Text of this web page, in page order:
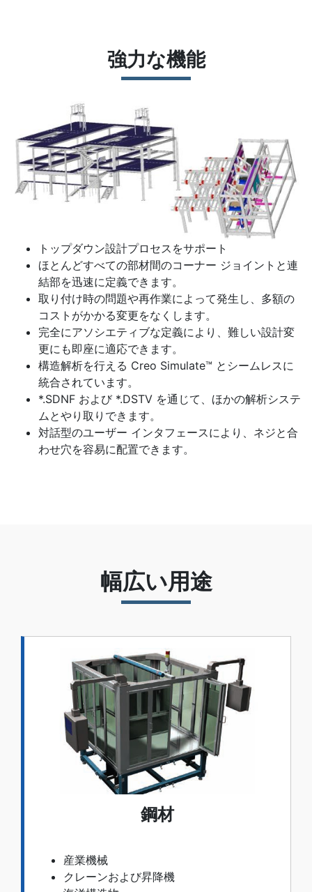
強力な機能
トップダウン設計プロセスをサポート
ほとんどすべての部材間のコーナー ジョイントと連
結部を迅速に定義できます。
取り付け時の問題や再作業によって発生し、多額の
コストがかかる変更をなくします。
完全にアソシエティブな定義により、難しい設計変
更にも即座に適応できます。
構造解析を行える Creo Simulate™ とシームレスに
統合されています。
*.SDNF および *.DSTV を通じて、ほかの解析システ
ムとやり取りできます。
対話型のユーザー インタフェースにより、ネジと合
わせ穴を容易に配置できます。
幅広い用途
鋼材
産業機械
クレーンおよび昇降機